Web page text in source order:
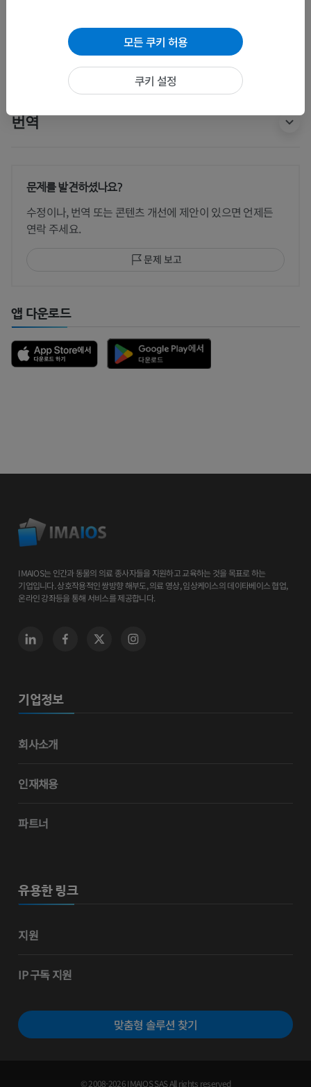
인체 신경 해부학
번역
문제를 발견하셨나요?
수정이나, 번역 또는 콘텐츠 개선에 제안이 있으면 언제든
연락 주세요.
문제 보고
앱 다운로드
IMAIOS는 인간과 동물의 의료 종사자들을 지원하고 교육하는 것을 목표로 하는
기업입니다. 상호작용적인 쌍방향 해부도, 의료 영상, 임상케이스의 데이타베이스 협업,
온라인 강좌등을 통해 서비스를 제공합니다.
기업정보
회사소개
인재채용
파트너
유용한 링크
지원
IP 구독 지원
맞춤형 솔루션 찾기
© 2008-2026 IMAIOS SAS All rights reserved
모든 쿠키 허용
쿠키 설정